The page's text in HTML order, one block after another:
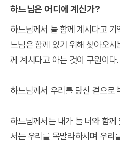
하느님은 어디에 계신가?
하느님께서 늘 함께 계시다고
느님은 함께 있기 위해 찾아오
께 계시다고 아는 것이 구원이다.
하느님께서 우리를 당신 곁으로
하느님께서는 내가 늘 너와 함
서는 우리를 목말라하시며 우리